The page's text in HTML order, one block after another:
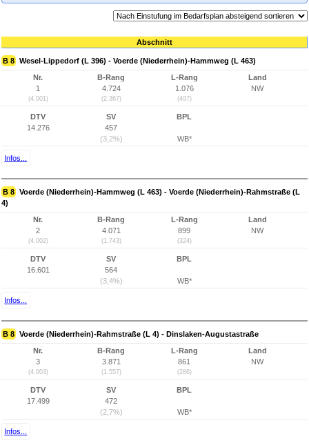
Abschnitt
B 8 Wesel-Lippedorf (L 396) - Voerde (Niederrhein)-Hammweg (L 463)
Nr.
1
(4.001)
B-Rang
4.724
(2.367)
L-Rang
1.076
(497)
Land
NW
DTV
14.276
SV
457
(3,2%)
BPL
WB*
Infos...
B 8 Voerde (Niederrhein)-Hammweg (L 463) - Voerde (Niederrhein)-Rahmstraße (L
4)
Nr.
2
(4.002)
B-Rang
4.071
(1.743)
L-Rang
899
(324)
Land
NW
DTV
16.601
SV
564
(3,4%)
BPL
WB*
Infos...
B 8 Voerde (Niederrhein)-Rahmstraße (L 4) - Dinslaken-Augustastraße
Nr.
3
(4.003)
B-Rang
3.871
(1.557)
L-Rang
861
(286)
Land
NW
DTV
17.499
SV
472
(2,7%)
BPL
WB*
Infos...